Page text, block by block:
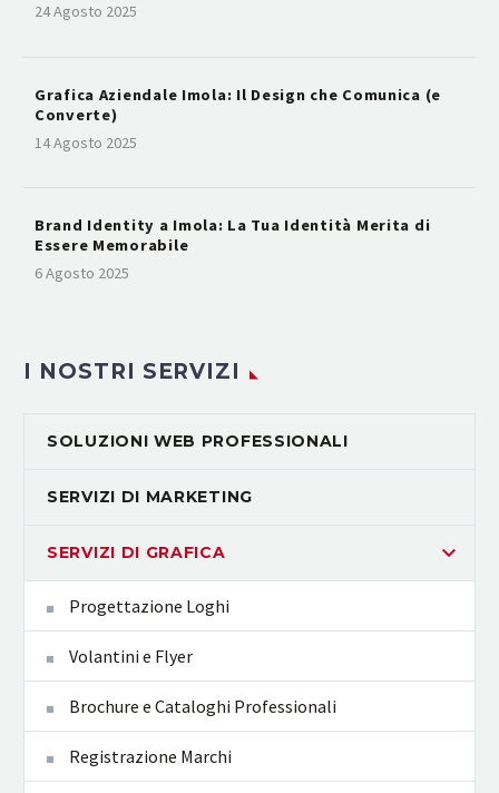
24 Agosto 2025
Grafica Aziendale Imola: Il Design che Comunica (e
Converte)
14 Agosto 2025
Brand Identity a Imola: La Tua Identità Merita di
Essere Memorabile
6 Agosto 2025
I NOSTRI SERVIZI
SOLUZIONI WEB PROFESSIONALI
SERVIZI DI MARKETING
SERVIZI DI GRAFICA
Progettazione Loghi
Volantini e Flyer
Brochure e Cataloghi Professionali
Registrazione Marchi